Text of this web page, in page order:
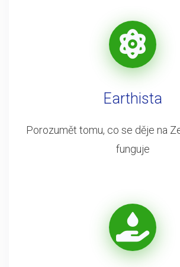
Earthista
Porozumět tomu, co se děje na
funguje